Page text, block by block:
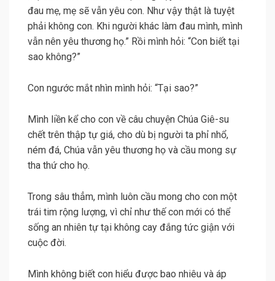
đau mẹ, mẹ sẽ vẫn yêu con. Như vậy thật là tuyệt
phải không con. Khi người khác làm đau mình, mình
vẫn nên yêu thương họ.” Rồi mình hỏi: “Con biết tại
sao không?”
Con ngước mắt nhìn mình hỏi: “Tại sao?”
Mình liền kể cho con về câu chuyện Chúa Giê-su
chết trên thập tự giá, cho dù bị người ta phỉ nhổ,
ném đá, Chúa vẫn yêu thương họ và cầu mong sự
tha thứ cho họ.
Trong sâu thẳm, mình luôn cầu mong cho con một
trái tim rộng lượng, vì chỉ như thế con mới có thể
sống an nhiên tự tại không cay đắng tức giận với
cuộc đời.
Mình không biết con hiểu được bao nhiêu và áp